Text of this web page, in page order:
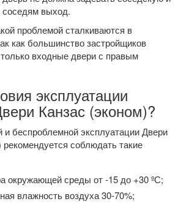
соседям выход.
проблемой сталкиваются в
как большинство застройщиков
входные двери с правым
эксплуатации
Канзас (эконом)?
и беспроблемной эксплуатации Двери
рекомендуется соблюдать такие
окружающей среды от -15 до +30 ºС;
влажность воздуха 30-70%;